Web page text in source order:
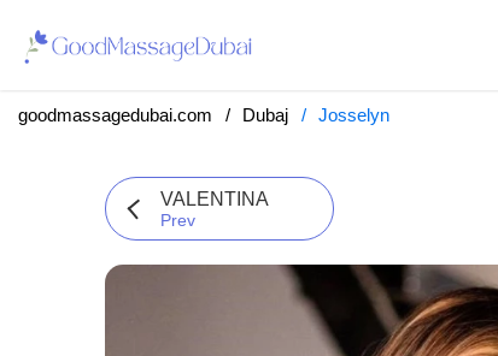
goodmassagedubai.com Dubaj Josselyn
VALENTINA
Prev